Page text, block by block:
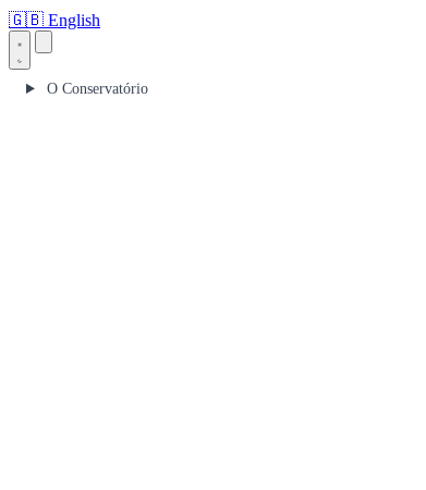
🇬🇧 English
O Conservatório